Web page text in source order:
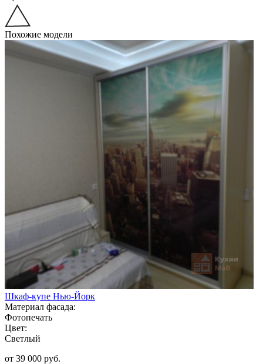
Похожие модели
Шкаф-купе Нью-Йорк
Материал фасада:
Фотопечать
Цвет:
Светлый
от 39 000 руб.